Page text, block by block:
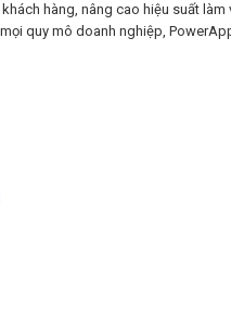
hàng, nâng cao hiệu suất
quy mô doanh nghiệp,